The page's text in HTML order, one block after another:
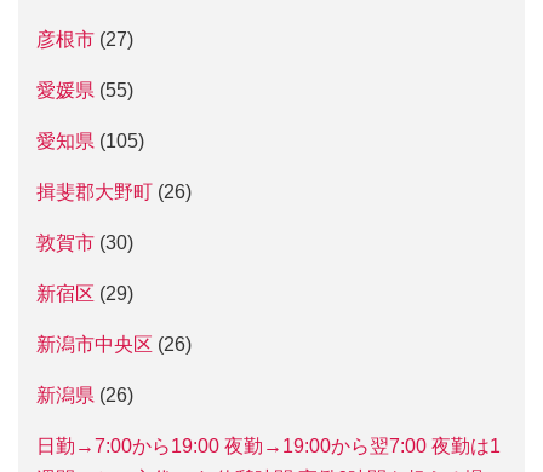
彦根市 (27)
愛媛県 (55)
愛知県 (105)
揖斐郡大野町 (26)
敦賀市 (30)
新宿区 (29)
新潟市中央区 (26)
新潟県 (26)
日勤→7:00から19:00 夜勤→19:00から翌7:00 夜勤は1